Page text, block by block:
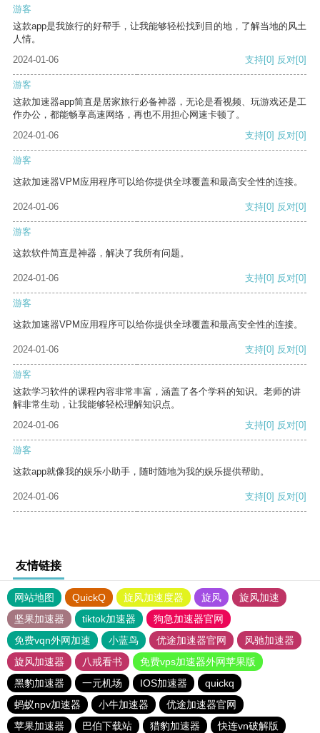
游客
这款app是我旅行的好帮手，让我能够轻松找到目的地，了解当地的风土
人情。
2024-01-06
支持[0] 反对[0]
游客
这款加速器app简直是居家旅行必备神器，无论是看视频、玩游戏还是工
作办公，都能畅享高速网络，再也不用担心网速卡顿了。
2024-01-06
支持[0] 反对[0]
游客
这款加速器VPM应用程序可以给你提供全球覆盖和最高安全性的连接。
2024-01-06 支持[0] 反对[0]
游客
这款软件简直是神器，解决了我所有问题。
2024-01-06 支持[0] 反对[0]
游客
这款加速器VPM应用程序可以给你提供全球覆盖和最高安全性的连接。
2024-01-06 支持[0] 反对[0]
游客
这款学习软件的课程内容非常丰富，涵盖了各个学科的知识。老师的讲
解非常生动，让我能够轻松理解知识点。
2024-01-06
支持[0] 反对[0]
游客
这款app就像我的娱乐小助手，随时随地为我的娱乐提供帮助。
2024-01-06 支持[0] 反对[0]
友情链接
网站地图 QuickQ 旋风加速度器 旋风
旋风加速
坚果加速器
tiktok加速器
狗急加速器官网
免费vqn外网加速
小蓝鸟 优途加速器官网
风驰加速器
旋风加速器
八戒看书
免费vps加速器外网苹果版
黑豹加速器
一元机场 IOS加速器
quickq
蚂蚁npv加速器
小牛加速器
优途加速器官网
苹果加速器
巴伯下载站 猎豹加速器 快连vn破解版